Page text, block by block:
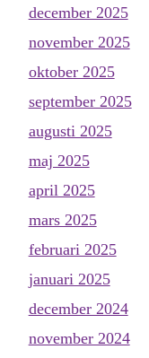
december 2025
november 2025
oktober 2025
september 2025
augusti 2025
maj 2025
april 2025
mars 2025
februari 2025
januari 2025
december 2024
november 2024